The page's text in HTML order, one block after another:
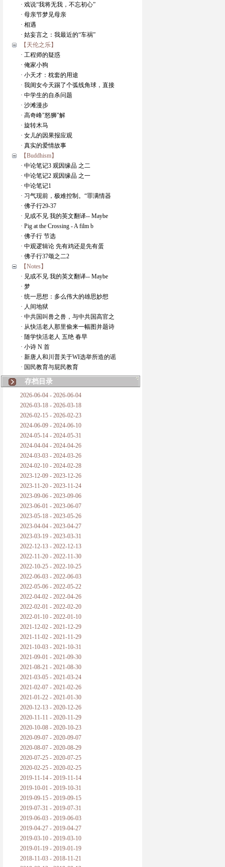
· 戏说“我将无我，不忘初心”
· 母亲节梦见母亲
· 相遇
· 姑妄言之：我最近的“车祸”
【天伦之乐】
· 工程师的疑惑
· 俺家小狗
· 小天才：枕套的用途
· 我闺女今天踢了个弧线角球，直接
· 中学生的自杀问题
· 沙滩漫步
· 高奇峰"怒狮"解
· 旋转木马
· 女儿的因果报应观
· 真实的爱情故事
【Buddhism】
· 中论笔记3 观因缘品 之二
· 中论笔记2 观因缘品 之一
· 中论笔记1
· 习气现前，极难控制。“罪满情器
· 佛子行29-37
· 见或不见 我的英文翻译-- Maybe
· Pig at the Crossing - A film b
· 佛子行 节选
· 中观逻辑论 先有鸡还是先有蛋
· 佛子行37颂之二2
【Notes】
· 见或不见 我的英文翻译-- Maybe
· 梦
· 统一思想：多么伟大的雄思妙想
· 人间地狱
· 中共国叫兽之兽，与中共国高官之
· 从快活老人那里偷来一幅图并题诗
· 随学快活老人 五绝 春早
· 小诗 N 首
· 新唐人和川普关于WI选举所造的谣
· 国民教育与屁民教育
存档目录
2026-06-04 - 2026-06-04
2026-03-18 - 2026-03-18
2026-02-15 - 2026-02-23
2024-06-09 - 2024-06-10
2024-05-14 - 2024-05-31
2024-04-04 - 2024-04-26
2024-03-03 - 2024-03-26
2024-02-10 - 2024-02-28
2023-12-09 - 2023-12-26
2023-11-20 - 2023-11-24
2023-09-06 - 2023-09-06
2023-06-01 - 2023-06-07
2023-05-18 - 2023-05-26
2023-04-04 - 2023-04-27
2023-03-19 - 2023-03-31
2022-12-13 - 2022-12-13
2022-11-20 - 2022-11-30
2022-10-25 - 2022-10-25
2022-06-03 - 2022-06-03
2022-05-06 - 2022-05-22
2022-04-02 - 2022-04-26
2022-02-01 - 2022-02-20
2022-01-10 - 2022-01-10
2021-12-02 - 2021-12-29
2021-11-02 - 2021-11-29
2021-10-03 - 2021-10-31
2021-09-01 - 2021-09-30
2021-08-21 - 2021-08-30
2021-03-05 - 2021-03-24
2021-02-07 - 2021-02-26
2021-01-22 - 2021-01-30
2020-12-13 - 2020-12-26
2020-11-11 - 2020-11-29
2020-10-08 - 2020-10-23
2020-09-07 - 2020-09-07
2020-08-07 - 2020-08-29
2020-07-25 - 2020-07-25
2020-02-25 - 2020-02-25
2019-11-14 - 2019-11-14
2019-10-01 - 2019-10-31
2019-09-15 - 2019-09-15
2019-07-31 - 2019-07-31
2019-06-03 - 2019-06-03
2019-04-27 - 2019-04-27
2019-03-10 - 2019-03-10
2019-01-19 - 2019-01-19
2018-11-03 - 2018-11-21